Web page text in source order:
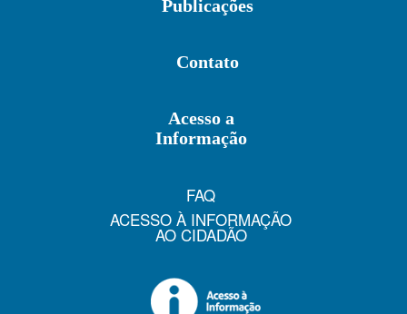
Publicações
Contato
Acesso a
Informação
FAQ
ACESSO À INFORMAÇÃO
AO CIDADÃO